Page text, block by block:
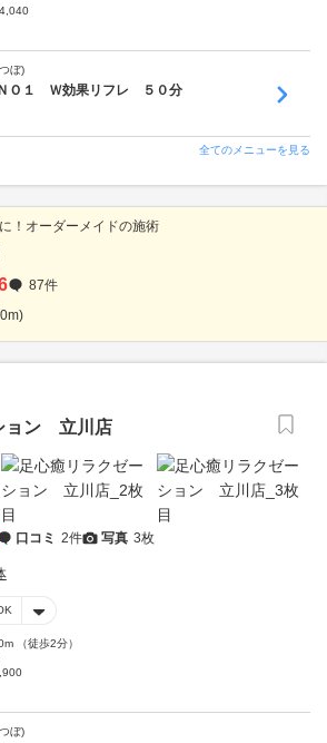
ぼ)
ＮＯ１ Ｗ効果リフレ ５０分
全てのメニューを見る
！オーダーメイドの施術
87件
ョン 立川店
口コミ 2件 写真 3枚
（徒歩2分）
ぼ)